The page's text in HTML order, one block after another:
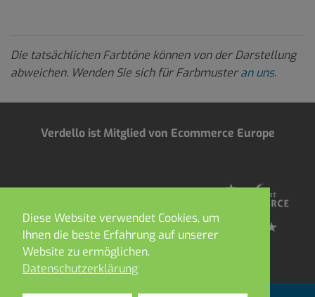
Die tatsächlichen Farbtöne können von der Darstellung
abweichen. Wenden Sie sich für Farbmusteran uns.
Verdello ist Mitglied von Ecommerce Europe
Diese Website verwendet Cookies, um
Ihnen die beste Erfahrung auf unserer
Website zu ermöglichen.
Datenschutzerklärung